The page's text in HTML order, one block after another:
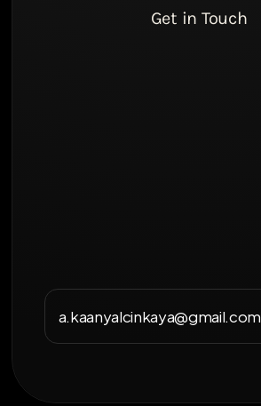
a.kaanyalcinkaya@gmail.com